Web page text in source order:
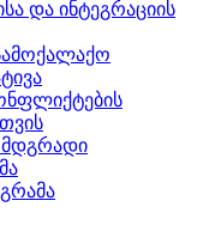
და ინტეგრაციის
მდგრადი